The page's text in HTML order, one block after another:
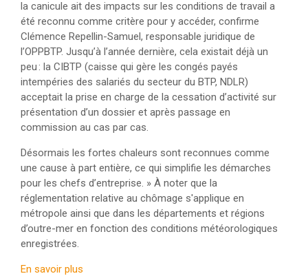
la canicule ait des impacts sur les conditions de travail a
été reconnu comme critère pour y accéder, confirme
Clémence Repellin-Samuel, responsable juridique de
l’OPPBTP. Jusqu’à l’année dernière, cela existait déjà un
peu : la CIBTP (caisse qui gère les congés payés
intempéries des salariés du secteur du BTP, NDLR)
acceptait la prise en charge de la cessation d’activité sur
présentation d’un dossier et après passage en
commission au cas par cas.
Désormais les fortes chaleurs sont reconnues comme
une cause à part entière, ce qui simplifie les démarches
pour les chefs d’entreprise. » À noter que la
réglementation relative au chômage s'applique en
métropole ainsi que dans les départements et régions
d’outre-mer en fonction des conditions météorologiques
enregistrées.
En savoir plus